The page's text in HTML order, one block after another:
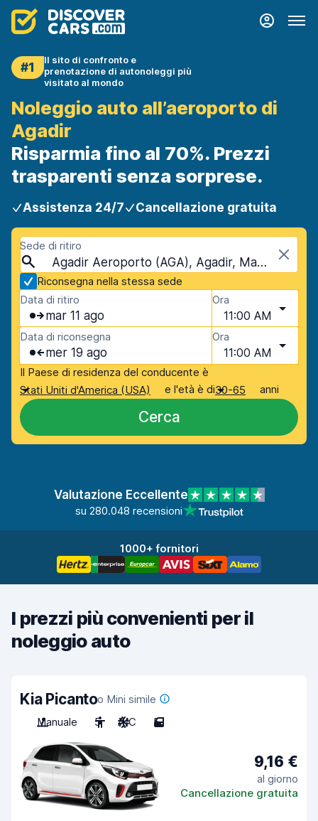
#1
Il sito di confronto e
prenotazione di autonoleggi più
visitato al mondo
Noleggio auto all’aeroporto di
Agadir
Risparmia fino al 70%. Prezzi
trasparenti senza sorprese.
Assistenza 24/7 Cancellazione gratuita
Sede di ritiro
Agadir Aeroporto (AGA), Agadir, Marocco
Riconsegna nella stessa sede
Data di ritiro
mar 11 ago
Ora
11:00 AM
Data di riconsegna
mer 19 ago
Ora
11:00 AM
Il Paese di residenza del conducente è
Stati Uniti d'America (USA)
e l'età è di30-65 anni
Cerca
Valutazione Eccellente
su 280.048 recensioni
1000+ fornitori
I prezzi più convenienti per il
noleggio auto
Kia Picantoo Mini simile
Manuale
5 A/C 5
9,16 €
al giorno
Cancellazione gratuita